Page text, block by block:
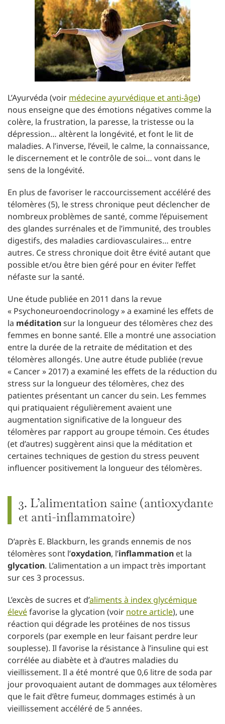
L’Ayurvéda (voir médecine ayurvédique et anti-âge)
nous enseigne que des émotions négatives comme la
colère, la frustration, la paresse, la tristesse ou la
dépression… altèrent la longévité, et font le lit de
maladies. A l’inverse, l’éveil, le calme, la connaissance,
le discernement et le contrôle de soi… vont dans le
sens de la longévité.
En plus de favoriser le raccourcissement accéléré des
télomères (5), le stress chronique peut déclencher de
nombreux problèmes de santé, comme l’épuisement
des glandes surrénales et de l’immunité, des troubles
digestifs, des maladies cardiovasculaires… entre
autres. Ce stress chronique doit être évité autant que
possible et/ou être bien géré pour en éviter l’effet
néfaste sur la santé.
Une étude publiée en 2011 dans la revue
« Psychoneuroendocrinology » a examiné les effets de
la méditationsur la longueur des télomères chez des
femmes en bonne santé. Elle a montré une association
entre la durée de la retraite de méditation et des
télomères allongés. Une autre étude publiée (revue
« Cancer » 2017) a examiné les effets de la réduction du
stress sur la longueur des télomères, chez des
patientes présentant un cancer du sein. Les femmes
qui pratiquaient régulièrement avaient une
augmentation significative de la longueur des
télomères par rapport au groupe témoin. Ces études
(et d’autres) suggèrent ainsi que la méditation et
certaines techniques de gestion du stress peuvent
influencer positivement la longueur des télomères.
3. L’alimentation saine (antioxydante
et anti-inflammatoire)
D’après E. Blackburn, les grands ennemis de nos
télomères sont l’oxydation, l’inflammation et la
glycation. L’alimentation a un impact très important
sur ces 3 processus.
L’excès de sucres et d’aliments à index glycémique
élevéfavorise la glycation (voir notre article), une
réaction qui dégrade les protéines de nos tissus
corporels (par exemple en leur faisant perdre leur
souplesse). Il favorise la résistance à l’insuline qui est
corrélée au diabète et à d’autres maladies du
vieillissement. Il a été montré que 0,6 litre de soda par
jour provoquaient autant de dommages aux télomères
que le fait d’être fumeur, dommages estimés à un
vieillissement accéléré de 5 années.